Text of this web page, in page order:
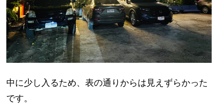
中に少し入るため、表の通りからは見えずらかった
です。